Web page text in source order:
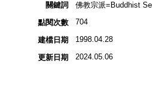
關鍵詞
佛教宗派=Buddhist
點閱次數
704
建檔日期 1998.04.28
更新日期 2024.05.06